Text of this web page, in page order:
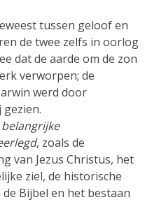
tussen geloof en
de twee zelfs in oorlog
dat de aarde om de zon
verworpen; de
werd door
belangrijke
, zoals de
van Jezus Christus, het
ziel, de historische
Bijbel en het bestaan